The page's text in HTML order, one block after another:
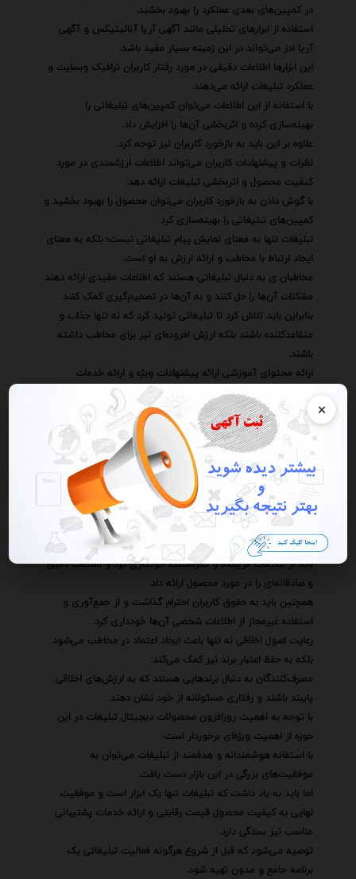
×
در کمپین‌های بعدی عملکرد را بهبود بخشید.
استفاده از ابزارهای تحلیلی مانند آگهی آریا آنالیتیکس و آگهی
آریا ادز می‌تواند در این زمینه بسیار مفید باشد.
این ابزارها اطلاعات دقیقی در مورد رفتار کاربران ترافیک وبسایت و
عملکرد تبلیغات ارائه می‌دهند.
با استفاده از این اطلاعات می‌توان کمپین‌های تبلیغاتی را
بهینه‌سازی کرده و اثربخشی آن‌ها را افزایش داد.
علاوه بر این باید به بازخورد کاربران نیز توجه کرد.
نظرات و پیشنهادات کاربران می‌تواند اطلاعات ارزشمندی در مورد
کیفیت محصول و اثربخشی تبلیغات ارائه دهد.
با گوش دادن به بازخورد کاربران می‌توان محصول را بهبود بخشید و
کمپین‌های تبلیغاتی را بهینه‌سازی کرد.
تبلیغات تنها به معنای نمایش پیام تبلیغاتی نیست؛ بلکه به معنای
ایجاد ارتباط با مخاطب و ارائه ارزش به او است.
مخاطبان ی به دنبال تبلیغاتی هستند که اطلاعات مفیدی ارائه دهند
مشکلات آن‌ها را حل کنند و به آن‌ها در تصمیم‌گیری کمک کنند.
بنابراین باید تلاش کرد تا تبلیغاتی تولید کرد که نه تنها جذاب و
متقاعدکننده باشند بلکه ارزش افزوده‌ای نیز برای مخاطب داشته
باشند.
ارائه محتوای آموزشی ارائه پیشنهادات ویژه و ارائه خدمات
پشتیبانی از جمله راه‌هایی هستند که می‌توان از طریق آن‌ها ارزش
افزوده‌ای برای مخاطب ایجاد کرد.
باید به این نکته توجه داشت که تبلیغات یک سرمایه‌گذاری
بلندمدت است.
ممکن است در کوتاه‌مدت نتایج قابل توجهی حاصل نشود.
اما با صبر و حوصله و با استفاده از روش‌های صحیح می‌توان در
بلندمدت نتایج چشمگیری را به دست آورد.
یکی از جنبه‌های مهم در تبلیغات محصولات دیجیتال رعایت اصول
اخلاقی است.
باید از تبلیغات فریبنده و گمراه‌کننده خودداری کرد و اطلاعات دقیق
و صادقانه‌ای را در مورد محصول ارائه داد.
همچنین باید به حقوق کاربران احترام گذاشت و از جمع‌آوری و
استفاده غیرمجاز از اطلاعات شخصی آن‌ها خودداری کرد.
رعایت اصول اخلاقی نه تنها باعث ایجاد اعتماد در مخاطب می‌شود
بلکه به حفظ اعتبار برند نیز کمک می‌کند.
مصرف‌کنندگان به دنبال برندهایی هستند که به ارزش‌های اخلاقی
پایبند باشند و رفتاری مسئولانه از خود نشان دهند.
با توجه به اهمیت روزافزون محصولات دیجیتال تبلیغات در این
حوزه از اهمیت ویژه‌ای برخوردار است.
با استفاده هوشمندانه و هدفمند از تبلیغات می‌توان به
موفقیت‌های بزرگی در این بازار دست یافت.
اما باید به یاد داشت که تبلیغات تنها یک ابزار است و موفقیت
نهایی به کیفیت محصول قیمت رقابتی و ارائه خدمات پشتیبانی
مناسب نیز بستگی دارد.
توصیه می‌شود که قبل از شروع هرگونه فعالیت تبلیغاتی یک
برنامه جامع و مدون تهیه شود.